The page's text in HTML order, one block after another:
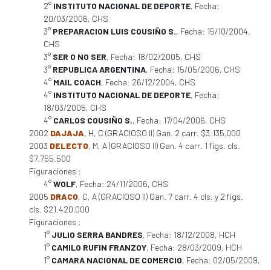
2° INSTITUTO NACIONAL DE DEPORTE, Fecha:
20/03/2006, CHS
3° PREPARACION LUIS COUSIÑO S., Fecha: 15/10/2004,
CHS
3° SER O NO SER, Fecha: 18/02/2005, CHS
3° REPUBLICA ARGENTINA, Fecha: 15/05/2006, CHS
4° MAIL COACH, Fecha: 26/12/2004, CHS
4° INSTITUTO NACIONAL DE DEPORTE, Fecha:
18/03/2005, CHS
4° CARLOS COUSIÑO S., Fecha: 17/04/2006, CHS
2002 DAJAJA, H, C (GRACIOSO II) Gan. 2 carr. $3.135.000
2003 DELECTO, M, A (GRACIOSO II) Gan. 4 carr. 1 figs. cls.
$7.755.500
Figuraciones :
4°WOLF, Fecha: 24/11/2006, CHS
2005 DRACO, C, A (GRACIOSO II) Gan. 7 carr. 4 cls. y 2 figs.
cls. $21.420.000
Figuraciones :
1° JULIO SERRA BANDRES, Fecha: 18/12/2008, HCH
1° CAMILO RUFIN FRANZOY, Fecha: 28/03/2009, HCH
1° CAMARA NACIONAL DE COMERCIO, Fecha: 02/05/2009,